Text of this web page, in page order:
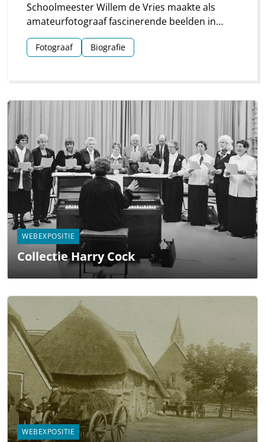
Schoolmeester Willem de Vries maakte als
amateurfotograaf fascinerende beelden in
Linde en omgeving. Groepsfoto’s van
schoolkinderen, portretten en beelden van
Fotograaf Biografie
WEBEXPOSITIE
Collectie Harry Cock
WEBEXPOSITIE